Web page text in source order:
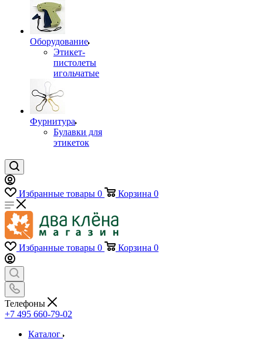
Оборудование
Этикет-
пистолеты
игольчатые
Фурнитура
Булавки для
этикеток
Избранные товары 0 Корзина 0
Избранные товары 0 Корзина 0
Телефоны
+7 495 660-79-02
Каталог